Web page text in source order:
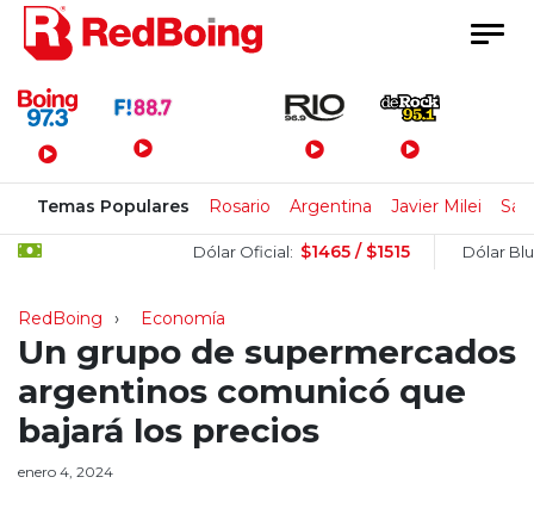
Menú Principal
Temas Populares Rosario Argentina Javier Milei
Dólar Oficial: $1465 / $1515 Dólar Blue:
RedBoing Economía
Un grupo de supermercados
argentinos comunicó que
bajará los precios
enero 4, 2024